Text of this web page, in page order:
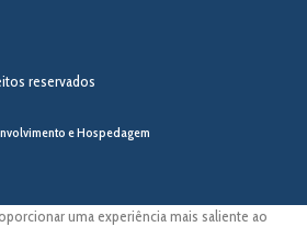
reservados
e Hospedagem
uma experiência mais saliente ao